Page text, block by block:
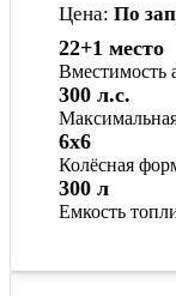
Цена: По
Вместимость
22+1 место
300 л.с.
Колёсная
6x6
Емкость
300 л